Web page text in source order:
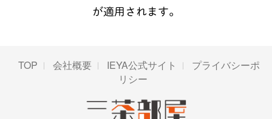
が適用されます。
TOP 会社概要 IEYA公式サイト
プライバシーポ
リシー